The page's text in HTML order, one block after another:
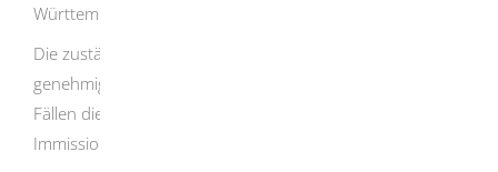
Württemberg.
Die zuständige Behörde für immissionsschutzrechtlich
genehmigungsbedürftige Anlagen sind in den meisten
Fällen die örtlich zuständigen unteren
Immissionsschutzbehörden, das heißt